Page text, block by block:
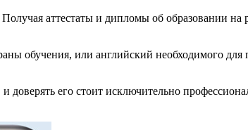
аттестаты и дипломы об образовании
обучения, или английский необходимого
и доверять его стоит исключительно